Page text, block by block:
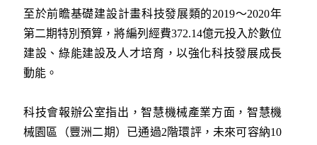
至於前瞻基礎建設計畫科技發展類的2019～2020年
第二期特別預算，將編列經費372.14億元投入於數位
建設、綠能建設及人才培育，以強化科技發展成長
動能。
科技會報辦公室指出，智慧機械產業方面，智慧機
械園區（豐洲二期）已通過2階環評，未來可容納10